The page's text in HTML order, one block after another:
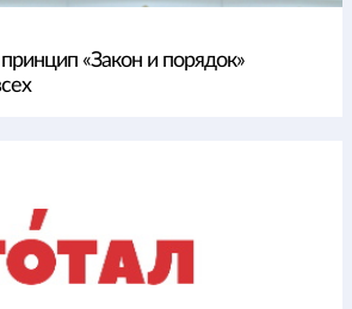
принцип «Закон и порядок»